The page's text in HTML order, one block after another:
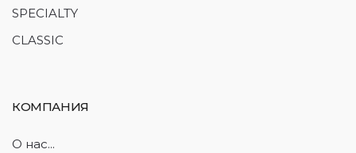
SPECIALTY
CLASSIC
КОМПАНИЯ
О нас...